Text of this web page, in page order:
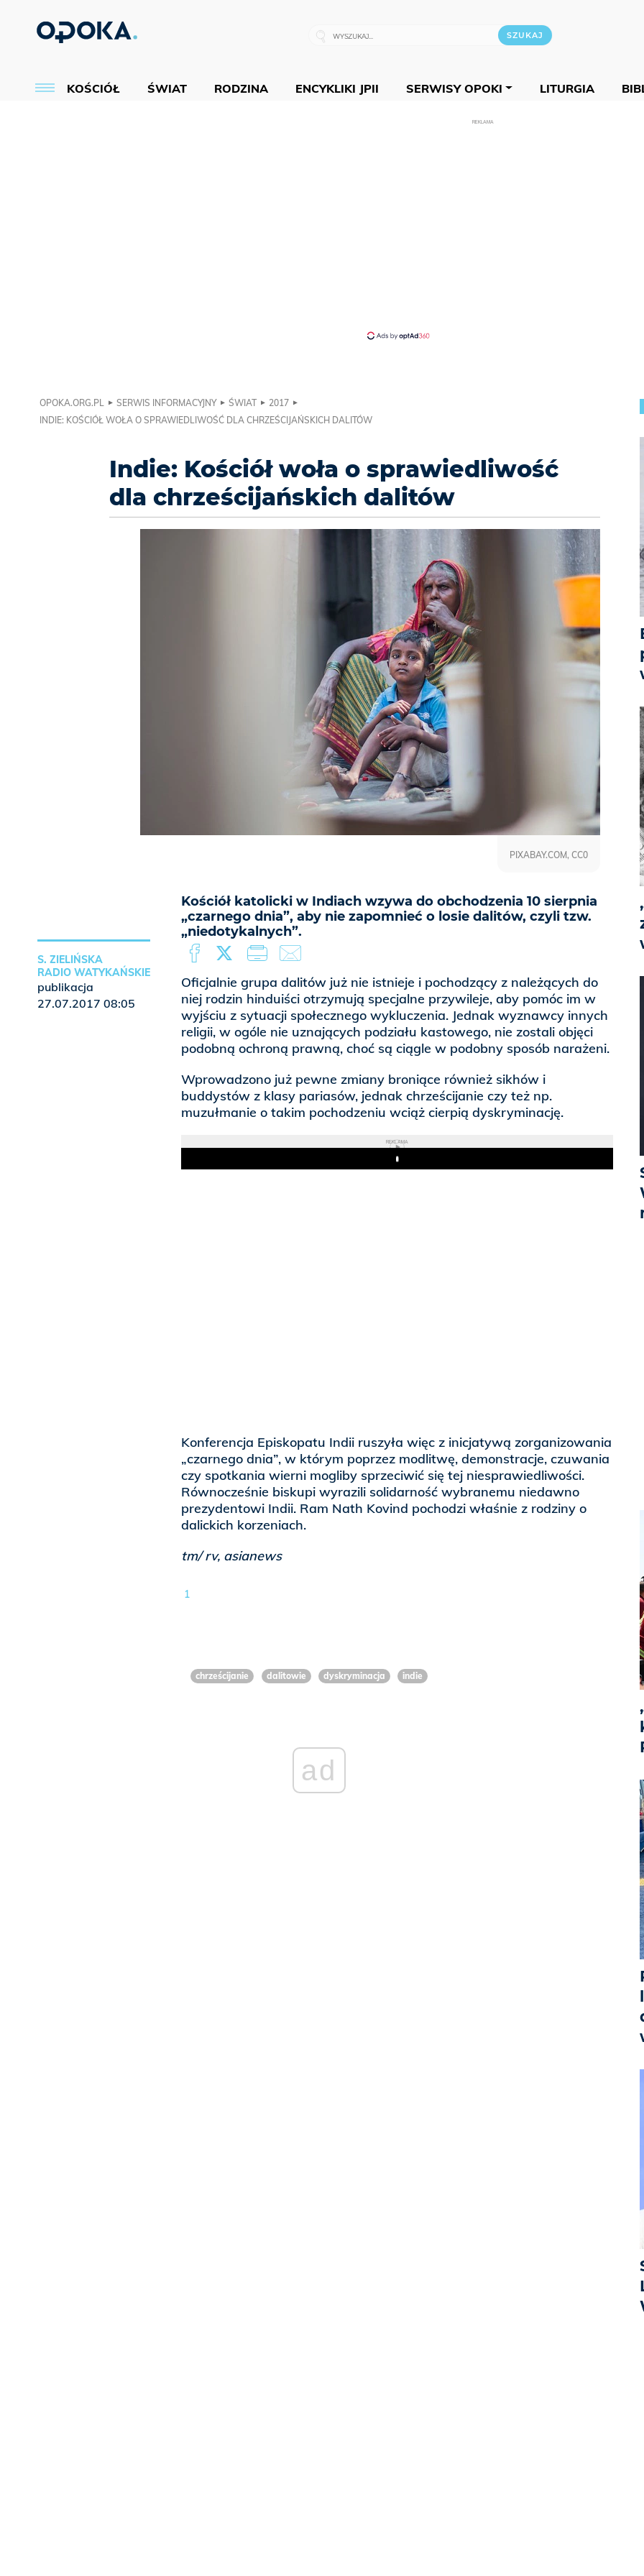
KOŚCIÓŁ ŚWIAT RODZINA ENCYKLIKI JPII SERWISY OPOKI LITURGIA
REKLAMA
OPOKA.ORG.PL SERWIS INFORMACYJNY ŚWIAT
2017
INDIE: KOŚCIÓŁ WOŁA O SPRAWIEDLIWOŚĆ DLA CHRZEŚCIJAŃSKICH DALITÓW
Indie: Kościół woła o sprawiedliwość
dla chrześcijańskich dalitów
Kościół katolicki w Indiach wzywa do obchodzenia 10 sierpnia
„czarnego dnia”, aby nie zapomnieć o losie dalitów, czyli tzw.
„niedotykalnych”.
PIXABAY.COM, CC0
Oficjalnie grupa dalitów już nie istnieje i pochodzący z należących do
niej rodzin hinduiści otrzymują specjalne przywileje, aby pomóc im w
wyjściu z sytuacji społecznego wykluczenia. Jednak wyznawcy innych
religii, w ogóle nie uznających podziału kastowego, nie zostali objęci
podobną ochroną prawną, choć są ciągle w podobny sposób narażeni.
Wprowadzono już pewne zmiany broniące również sikhów i
buddystów z klasy pariasów, jednak chrześcijanie czy też np.
muzułmanie o takim pochodzeniu wciąż cierpią dyskryminację.
REKLAMA
Play
Konferencja Episkopatu Indii ruszyła więc z inicjatywą zorganizowania
„czarnego dnia”, w którym poprzez modlitwę, demonstracje, czuwania
czy spotkania wierni mogliby sprzeciwić się tej niesprawiedliwości.
Równocześnie biskupi wyrazili solidarność wybranemu niedawno
prezydentowi Indii. Ram Nath Kovind pochodzi właśnie z rodziny o
dalickich korzeniach.
tm/ rv, asianews
1
S. ZIELIŃSKA
RADIO WATYKAŃSKIE
publikacja
27.07.2017 08:05
chrześcijanie dalitowie dyskryminacja indie
ad